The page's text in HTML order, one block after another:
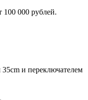
100 000 рублей.
и переключателем